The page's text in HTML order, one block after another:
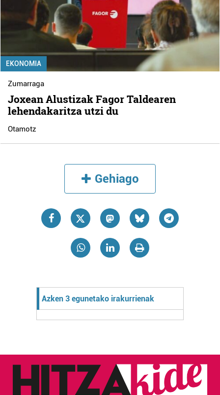
EKONOMIA
Zumarraga
Joxean Alustizak Fagor Taldearen
lehendakaritza utzi du
Otamotz
Gehiago
Azken 3 egunetako irakurrienak